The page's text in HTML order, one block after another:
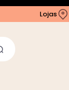
Lojas